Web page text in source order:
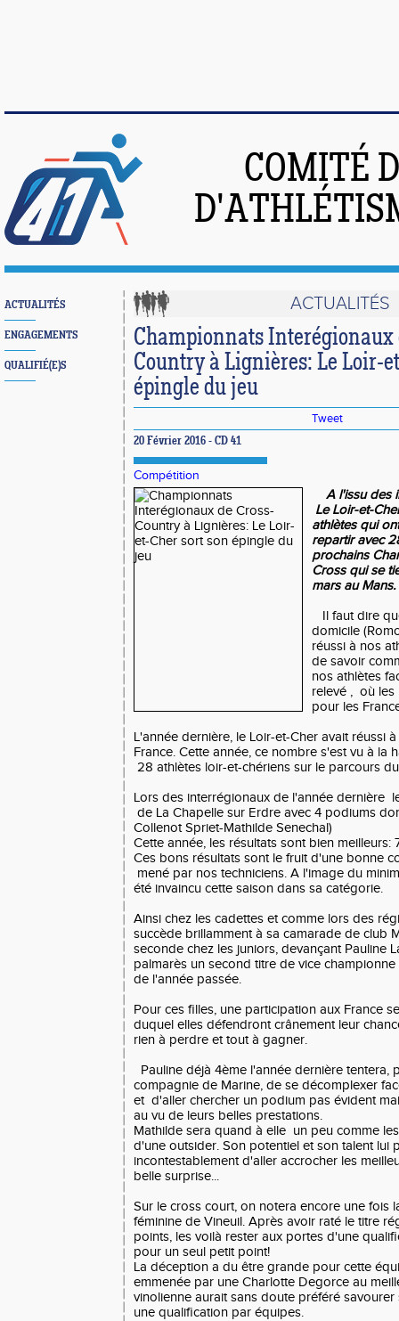
COMITÉ
ACTUALITÉS
ENGAGEMENTS
QUALIFIÉ(E)S
ACTUALITÉS
Championnats Interégionaux
Country à Lignières: Le Loir-
épingle du jeu
Tweet
20 Février 2016 - CD 41
Compétition
A l'issu des
Le Loir-et-
athlètes qui
repartir avec
prochains
Cross qui se
mars au Mans.
Il faut dire
domicile
réussi à nos
de savoir
nos athlètes
relevé , où les
pour les
L'année dernière, le Loir-et-Cher avait réussi
France. Cette année, ce nombre s'est vu à la
28 athlètes loir-et-chériens sur le parcours
Lors des interrégionaux de l'année dernière
de La Chapelle sur Erdre avec 4 podiums
Collenot Spriet-Mathilde Senechal)
Cette année, les résultats sont bien
Ces bons résultats sont le fruit d'une bonne
mené par nos techniciens. A l'image du
été invaincu cette saison dans sa catégorie.
Ainsi chez les cadettes et comme lors des
succède brillamment à sa camarade de club
seconde chez les juniors, devançant Pauline
palmarès un second titre de vice
de l'année passée.
Pour ces filles, une participation aux France
duquel elles défendront crânement leur
rien à perdre et tout à gagner.
Pauline déjà 4ème l'année dernière tentera,
compagnie de Marine, de se décomplexer
et d'aller chercher un podium pas évident
au vu de leurs belles prestations.
Mathilde sera quand à elle un peu comme
d'une outsider. Son potentiel et son talent lui
incontestablement d'aller accrocher les
belle surprise...
Sur le cross court, on notera encore une fois
féminine de Vineuil. Après avoir raté le titre
points, les voilà rester aux portes d'une
pour un seul petit point!
La déception a du être grande pour cette
emmenée par une Charlotte Degorce au
vinolienne aurait sans doute préféré
une qualification par équipes.